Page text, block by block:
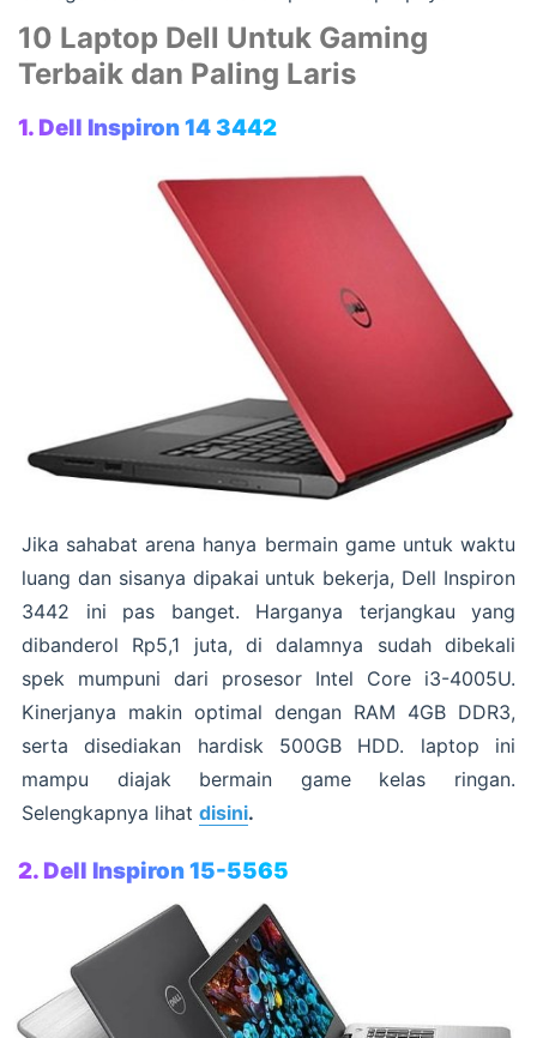
10 Laptop Dell Untuk Gaming
Terbaik dan Paling Laris
1. Dell Inspiron 14 3442
Jika sahabat arena hanya bermain game untuk waktu
luang dan sisanya dipakai untuk bekerja, Dell Inspiron
3442 ini pas banget. Harganya terjangkau yang
dibanderol Rp5,1 juta, di dalamnya sudah dibekali
spek mumpuni dari prosesor Intel Core i3-4005U.
Kinerjanya makin optimal dengan RAM 4GB DDR3,
serta disediakan hardisk 500GB HDD. laptop ini
mampu diajak bermain game kelas ringan.
Selengkapnya lihat disini.
2. Dell Inspiron 15-5565